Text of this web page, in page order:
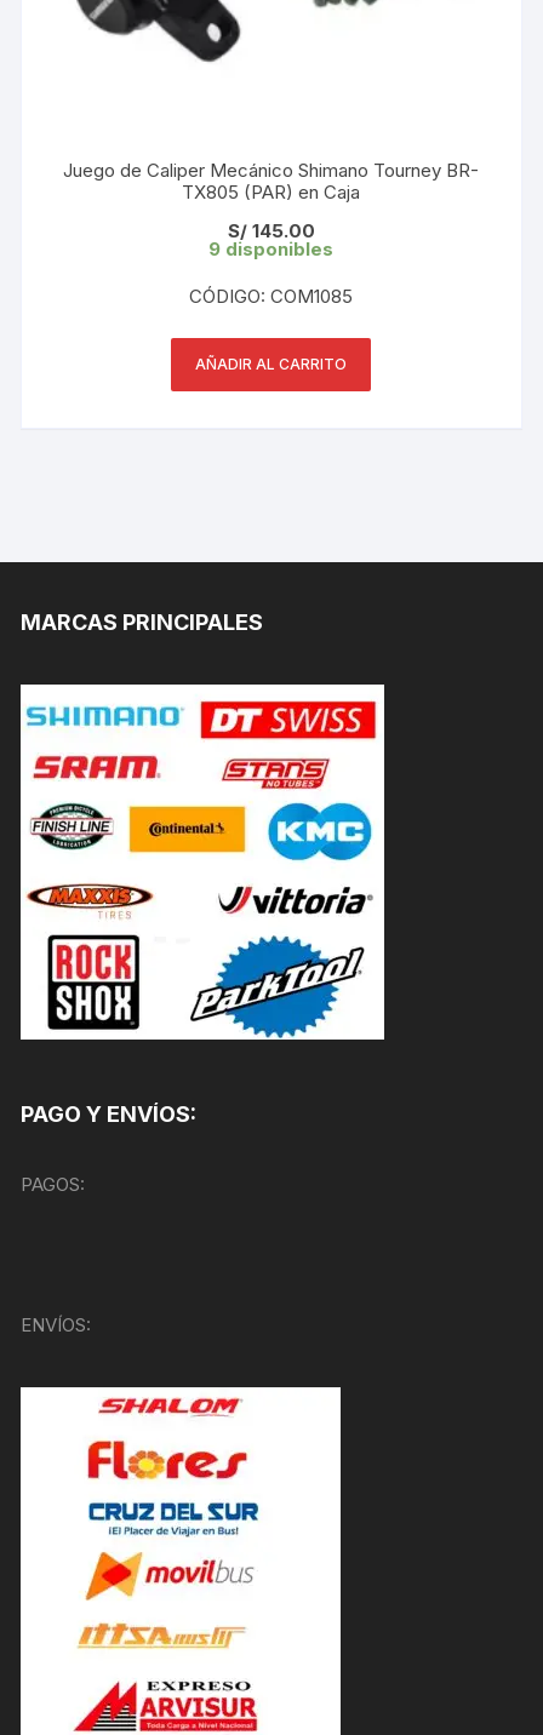
Juego de Caliper Mecánico Shimano Tourney BR-
TX805 (PAR) en Caja
S/145.00
9 disponibles
CÓDIGO: COM1085
AÑADIR AL CARRITO
MARCAS PRINCIPALES
PAGO Y ENVÍOS:
PAGOS:
ENVÍOS: